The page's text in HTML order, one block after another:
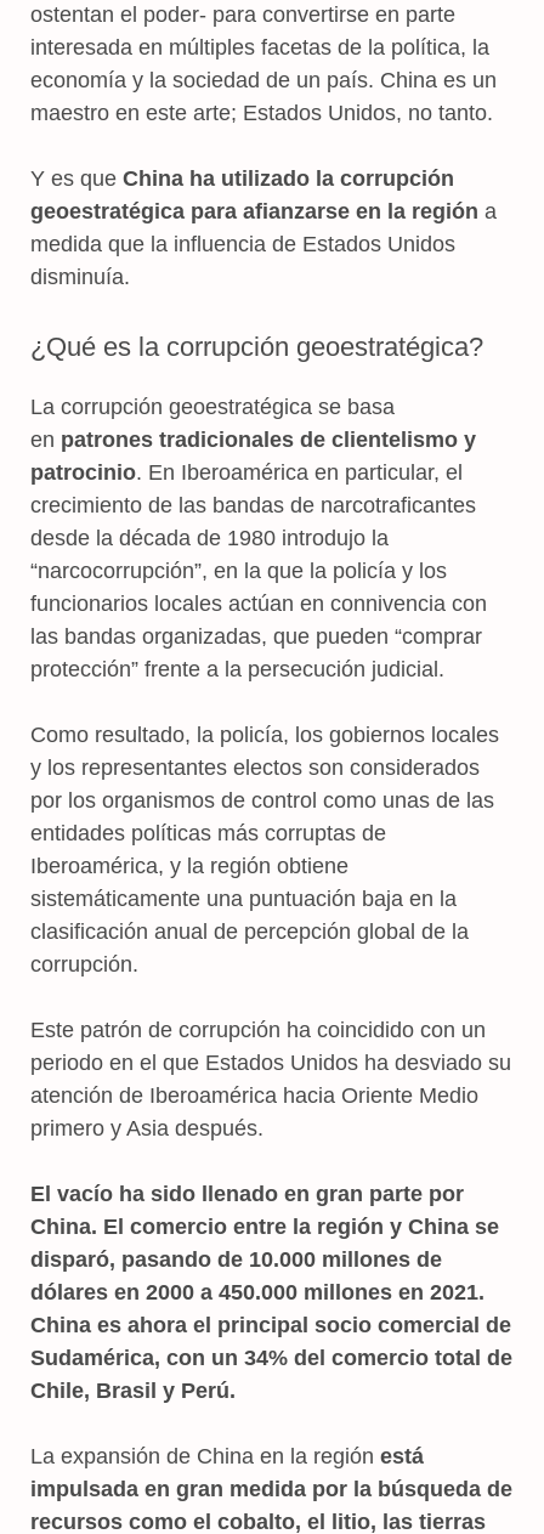
ostentan el poder- para convertirse en parte
interesada en múltiples facetas de la política, la
economía y la sociedad de un país. China es un
maestro en este arte; Estados Unidos, no tanto.
Y es que China ha utilizado la corrupción
geoestratégica para afianzarse en la región a
medida que la influencia de Estados Unidos
disminuía.
¿Qué es la corrupción geoestratégica?
La corrupción geoestratégica se basa
en patrones tradicionales de clientelismo y
patrocinio. En Iberoamérica en particular, el
crecimiento de las bandas de narcotraficantes
desde la década de 1980 introdujo la
“narcocorrupción”, en la que la policía y los
funcionarios locales actúan en connivencia con
las bandas organizadas, que pueden “comprar
protección” frente a la persecución judicial.
Como resultado, la policía, los gobiernos locales
y los representantes electos son considerados
por los organismos de control como unas de las
entidades políticas más corruptas de
Iberoamérica, y la región obtiene
sistemáticamente una puntuación baja en la
clasificación anual de percepción global de la
corrupción.
Este patrón de corrupción ha coincidido con un
periodo en el que Estados Unidos ha desviado su
atención de Iberoamérica hacia Oriente Medio
primero y Asia después.
El vacío ha sido llenado en gran parte por
China. El comercio entre la región y China se
disparó, pasando de 10.000 millones de
dólares en 2000 a 450.000 millones en 2021.
China es ahora el principal socio comercial de
Sudamérica, con un 34% del comercio total de
Chile, Brasil y Perú.
La expansión de China en la región está
impulsada en gran medida por la búsqueda de
recursos como el cobalto, el litio, las tierras